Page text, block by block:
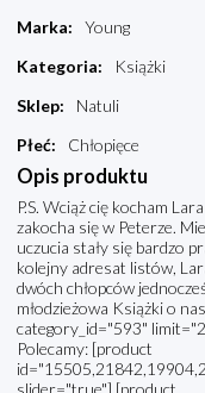
Marka:
Young
Kategoria:
Książki
Sklep:
Natuli
Płeć: Chłopięce
Opis produktu
P.S. Wciąż cię kocham
zakocha się w Peterze.
uczucia stały się bardzo
kolejny adresat listów,
dwóch chłopców
młodzieżowa Książki o
category_id="593"
Polecamy: [product